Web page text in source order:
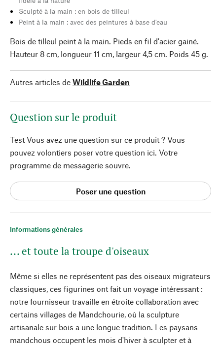
Informations générales
... et toute la troupe d'oiseaux
Même si elles ne représentent pas des oiseaux migrateurs
classiques, ces figurines ont fait un voyage intéressant :
notre fournisseur travaille en étroite collaboration avec
certains villages de Mandchourie, où la sculpture
artisanale sur bois a une longue tradition. Les paysans
mandchous occupent les mois d'hiver à sculpter et à
Sculpté à la main : en bois de tilleul
Peint à la main : avec des peintures à base d'eau
Bois de tilleul peint à la main. Pieds en fil d'acier gainé.
Hauteur 8 cm, longueur 11 cm, largeur 4,5 cm. Poids 45 g.
Autres articles de Wildlife Garden
Question sur le produit
Test Vous avez une question sur ce produit ? Vous
pouvez volontiers poser votre question ici. Votre
programme de messagerie souvre.
Poser une question